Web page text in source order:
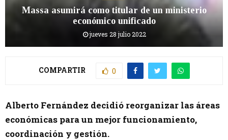
Massa asumirá como titular de un ministerio
económico unificado
jueves 28 julio 2022
COMPARTIR 0
Alberto Fernández decidió reorganizar las áreas
económicas para un mejor funcionamiento,
coordinación y gestión.